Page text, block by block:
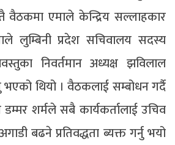
वैठकमा एमाले केन्द्रिय सल्लाहकार
लुम्बिनी प्रदेश सचिवालय सदस्य
निवर्तमान अध्यक्ष झविलाल
भएको थियो । वैठकलाई सम्बोधन गर्दै
शर्मले सबै कार्यकर्तालाई उचिव
बढने प्रतिवद्धता ब्यक्त गर्नु भयो